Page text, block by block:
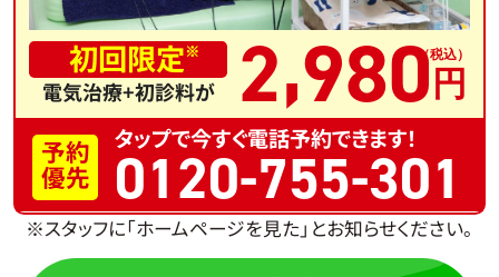
初回限定※
電気治療+初診料が 2,980
予約
優先 0120-755-301
タップで今すぐ電話予約できます！
※スタッフに「ホームページを見た」とお知らせください。